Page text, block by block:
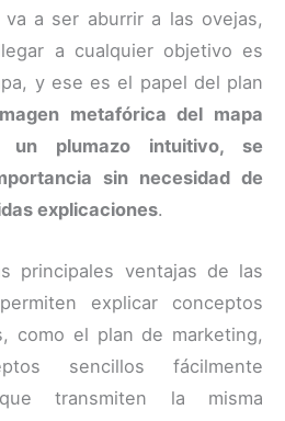
a ser aburrir a las ovejas,
a cualquier objetivo es
y ese es el papel del plan
metafórica del mapa
plumazo intuitivo, se
sin necesidad de
explicaciones.
principales ventajas de las
explicar conceptos
como el plan de marketing,
sencillos fácilmente
transmiten la misma